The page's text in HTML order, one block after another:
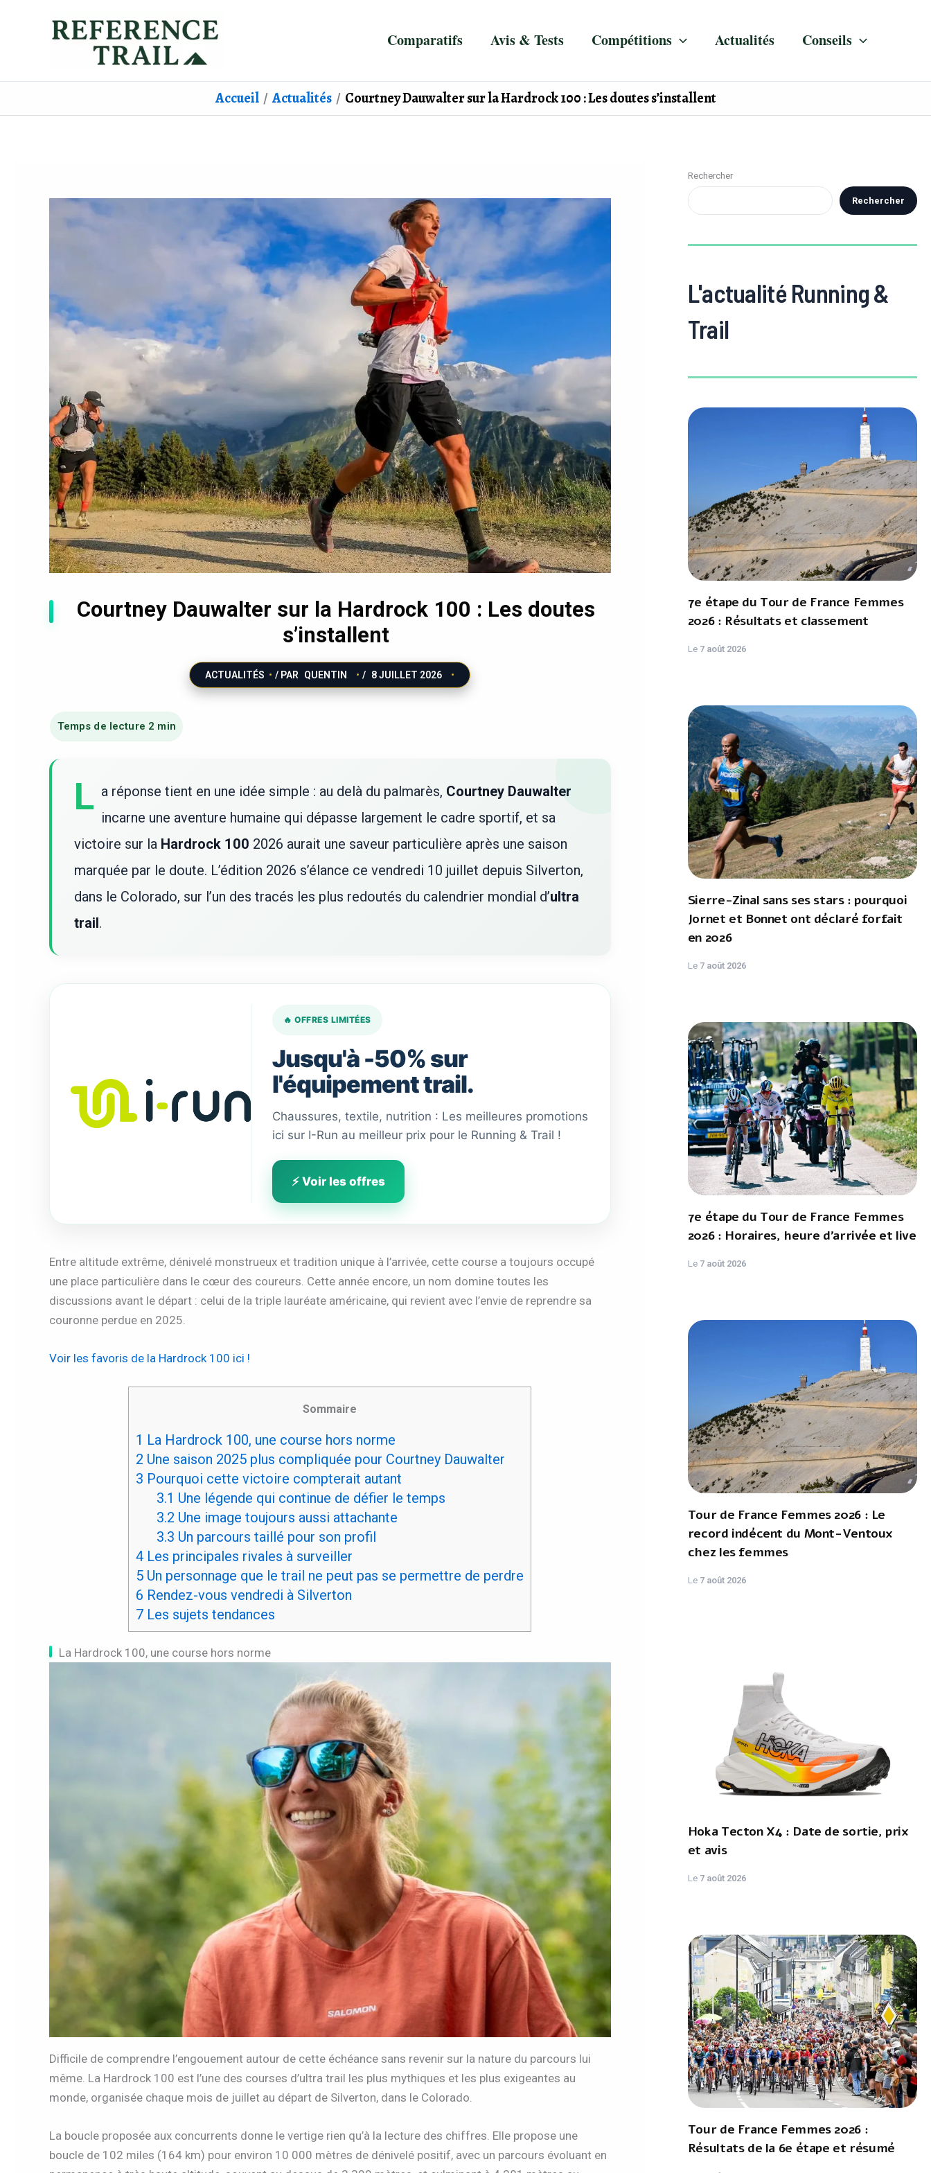
Comparatifs Avis & Tests Compétitions Actualités Conseils
Accueil Actualités Courtney Dauwalter sur la Hardrock 100 : Les doutes s’installent
Courtney Dauwalter sur la Hardrock 100 : Les doutes
s’installent
ACTUALITÉS / PAR QUENTIN / 8 JUILLET 2026
L a réponse tient en une idée simple : au delà du palmarès, Courtney Dauwalter
incarne une aventure humaine qui dépasse largement le cadre sportif, et sa
victoire sur la Hardrock 100 2026 aurait une saveur particulière après une saison
marquée par le doute. L’édition 2026 s’élance ce vendredi 10 juillet depuis Silverton,
dans le Colorado, sur l’un des tracés les plus redoutés du calendrier mondial d’ultra
trail.
🔥 OFFRES LIMITÉES
Jusqu'à -50% sur
l'équipement trail.
Chaussures, textile, nutrition : Les meilleures promotions
ici sur I-Run au meilleur prix pour le Running & Trail !
⚡ Voir les offres
Entre altitude extrême, dénivelé monstrueux et tradition unique à l’arrivée, cette course a toujours occupé
une place particulière dans le cœur des coureurs. Cette année encore, un nom domine toutes les
discussions avant le départ : celui de la triple lauréate américaine, qui revient avec l’envie de reprendre sa
couronne perdue en 2025.
Voir les favoris de la Hardrock 100 ici !
Sommaire
1 La Hardrock 100, une course hors norme
2 Une saison 2025 plus compliquée pour Courtney Dauwalter
3 Pourquoi cette victoire compterait autant
3.1 Une légende qui continue de défier le temps
3.2 Une image toujours aussi attachante
3.3 Un parcours taillé pour son profil
4 Les principales rivales à surveiller
5 Un personnage que le trail ne peut pas se permettre de perdre
6 Rendez-vous vendredi à Silverton
7 Les sujets tendances
La Hardrock 100, une course hors norme
Difficile de comprendre l’engouement autour de cette échéance sans revenir sur la nature du parcours lui
même. La Hardrock 100 est l’une des courses d’ultra trail les plus mythiques et les plus exigeantes au
monde, organisée chaque mois de juillet au départ de Silverton, dans le Colorado.
La boucle proposée aux concurrents donne le vertige rien qu’à la lecture des chiffres. Elle propose une
boucle de 102 miles (164 km) pour environ 10 000 mètres de dénivelé positif, avec un parcours évoluant en
Rechercher
Rechercher
L'actualité Running &
Trail
7e étape du Tour de France Femmes
2026 : Résultats et classement
Le 7 août 2026
Sierre-Zinal sans ses stars : pourquoi
Jornet et Bonnet ont déclaré forfait
en 2026
Le 7 août 2026
7e étape du Tour de France Femmes
2026 : Horaires, heure d'arrivée et live
Le 7 août 2026
Tour de France Femmes 2026 : Le
record indécent du Mont-Ventoux
chez les femmes
Le 7 août 2026
Hoka Tecton X4 : Date de sortie, prix
et avis
Le 7 août 2026
Tour de France Femmes 2026 :
Résultats de la 6e étape et résumé